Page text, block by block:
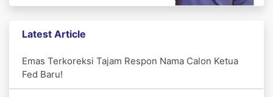
Latest Article
Emas Terkoreksi Tajam Respon Nama Calon Ketua
Fed Baru!